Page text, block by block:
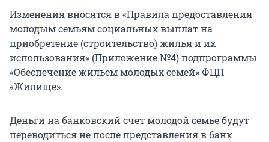
Изменения вносятся в «Правила предоставления
молодым семьям социальных выплат на
приобретение (строительство) жилья и их
использования» (Приложение №4) подпрограммы
«Обеспечение жильем молодых семей» ФЦП
«Жилище».
Деньги на банковский счет молодой семье будут
переводиться не после представления в банк